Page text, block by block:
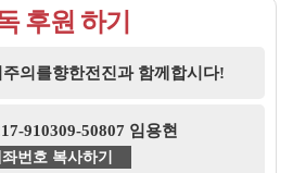
후원 하기
의를향한전진과 함께합시다!
910309-50807 임용현
번호 복사하기